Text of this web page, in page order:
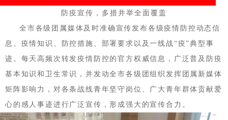
防疫宣传，多措并举全面覆盖
全市各级团属媒体及时准确宣传发布各级疫情防控动态信
息、疫情知识、防控措施、部署要求以及一线战“疫”典型事
迹。每天高频次转发疫情防控的官方权威信息，广泛普及防疫
基本知识和卫生常识，并发动全市各级团组织发挥团属新媒体
矩阵影响力，对各条战线青年坚守岗位、广大青年群体贡献爱
心的感人事迹进行广泛宣传，形成强大的宣传合力。